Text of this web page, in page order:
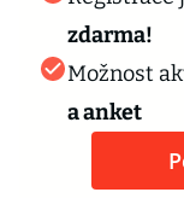
zdarma!
Možnost
a anket